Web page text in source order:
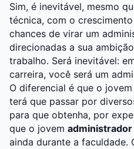
Sim, é inevitável, mesmo
técnica, com o
chances de virar um
direcionadas a sua
trabalho. Será inevitável:
carreira, você será um
O diferencial é que o
terá que passar por
para que obtenha, por
que o jovem
ainda durante a faculdade.